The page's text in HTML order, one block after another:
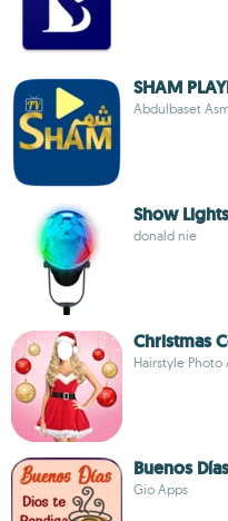
SHAM
Abdulbaset
Show Lights
donald nie
Christmas
Hairstyle Photo
Buenos
Gio Apps